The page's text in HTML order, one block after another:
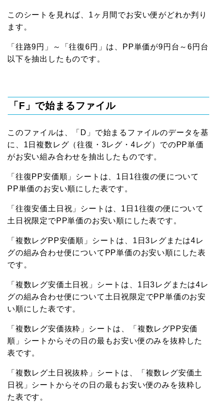
このシートを見れば、1ヶ月間でお安い便がどれか判り
ます。
「往路9円」～「往復6円」は、PP単価が9円台～6円台
以下を抽出したものです。
「F」で始まるファイル
このファイルは、「D」で始まるファイルのデータを基
に、1日複数レグ（往復・3レグ・4レグ）でのPP単価
がお安い組み合わせを抽出したものです。
「往復PP安価順」シートは、1日1往復の便について
PP単価のお安い順にした表です。
「往復安価土日祝」シートは、1日1往復の便について
土日祝限定でPP単価のお安い順にした表です。
「複数レグPP安価順」シートは、1日3レグまたは4レ
グの組み合わせ便についてPP単価のお安い順にした表
です。
「複数レグ安価土日祝」シートは、1日3レグまたは4レ
グの組み合わせ便について土日祝限定でPP単価のお安
い順にした表です。
「複数レグ安価抜粋」シートは、「複数レグPP安価
順」シートからその日の最もお安い便のみを抜粋した
表です。
「複数レグ土日祝抜粋」シートは、「複数レグ安価土
日祝」シートからその日の最もお安い便のみを抜粋し
た表です。